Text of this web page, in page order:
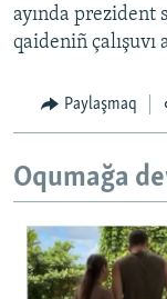
ayında prezident
qaideniñ çalışuvı
Paylaşmaq
Oqumağa